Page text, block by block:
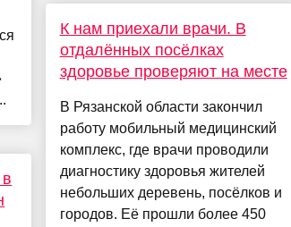
К нам приехали врачи. В
отдалённых посёлках
здоровье проверяют на месте
В Рязанской области закончил
работу мобильный медицинский
комплекс, где врачи проводили
диагностику здоровья жителей
небольших деревень, посёлков и
городов. Её прошли более 450